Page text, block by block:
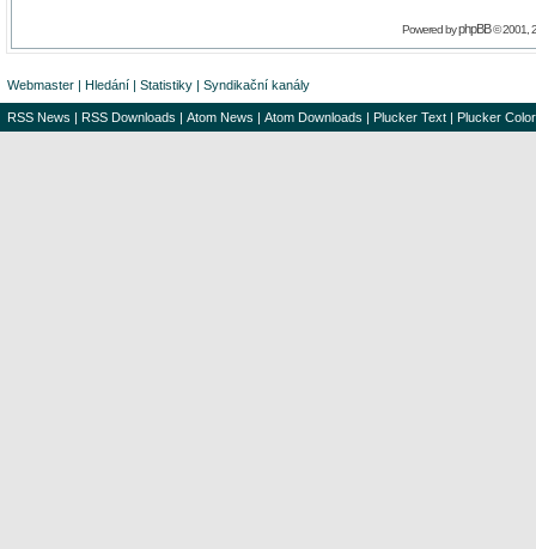
Powered byphpBB© 2001,
Webmaster | Hledání | Statistiky | Syndikační kanály
RSS News | RSS Downloads | Atom News | Atom Downloads | Plucker Text | Plucker Color